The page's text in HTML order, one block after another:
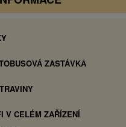
priamou linkou,
ZASTÁVKA
V CELÉM ZAŘÍZENÍ